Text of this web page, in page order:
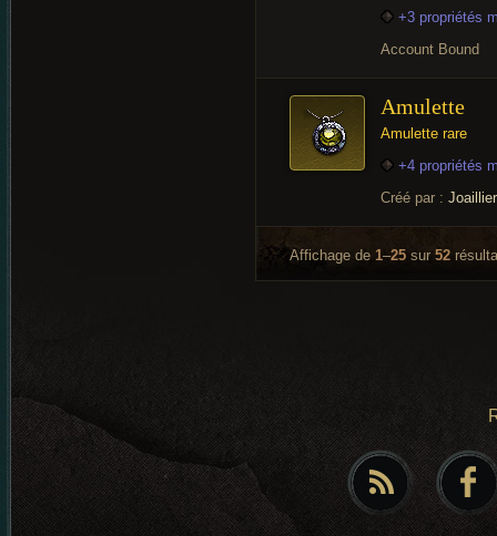
+3 propriétés
Account Bound
Amulette
Amulette rare
+4 propriétés
Créé par : Joaillier
Affichage de 1–25 sur 52